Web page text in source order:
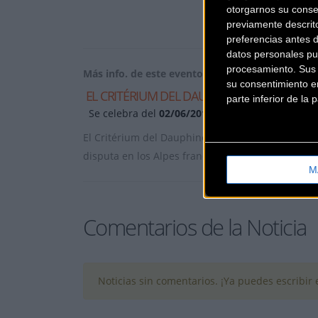
otorgarnos su
previamente
preferencias antes
datos personales
procesamiento.
su consentimiento
parte inferior de la
Más info. de este evento
EL CRITÉRIUM DEL DAUPHINÉ
Se celebra del 02/06/2013
El Critérium del Dauphiné (oficialmente:
disputa en los Alpes franceses, en la antigua
Comentarios de la Noticia
Noticias sin comentarios. ¡Ya puedes escribir